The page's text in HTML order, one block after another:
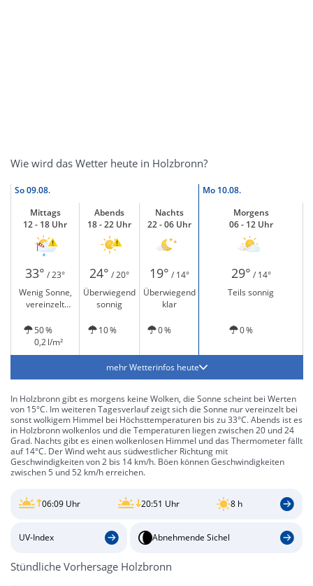
Wie wird das Wetter heute in Holzbronn?
So09.08. Mo 10.08.
Mittags
12 - 18 Uhr
Abends
18 - 22 Uhr
Nachts
22 - 06 Uhr
Morgens
06 - 12 Uhr
33° / 23° 24° / 20° 19° / 14° 29° / 14°
Wenig Sonne,
vereinzelt
und windig
Überwiegend
sonnig
Überwiegend
klar
Teils sonnig
50 %
0,2 l/m²
10 % 0 % 0 %
mehr Wetterinfos heute
In Holzbronn gibt es morgens keine Wolken, die Sonne scheint bei Werten
von 15°C. Im weiteren Tagesverlauf zeigt sich die Sonne nur vereinzelt bei
sonst wolkigem Himmel bei Höchsttemperaturen bis zu 33°C. Abends ist es
in Holzbronn wolkenlos und die Temperaturen liegen zwischen 20 und 24
Grad. Nachts gibt es einen wolkenlosen Himmel und das Thermometer fällt
auf 14°C. Der Wind weht aus südwestlicher Richtung mit
Geschwindigkeiten von 2 bis 14 km/h. Böen können Geschwindigkeiten
zwischen 5 und 52 km/h erreichen.
06:09 Uhr 20:51 Uhr 8 h
UV-Index Abnehmende Sichel
Stündliche Vorhersage Holzbronn